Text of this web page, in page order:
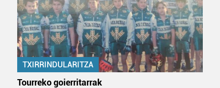
TXIRRINDULARITZA
Tourreko goierritarrak